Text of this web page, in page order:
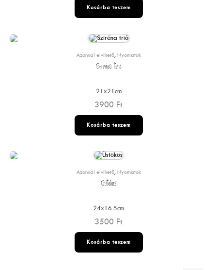
Kosárba teszem
Azonnal elvihető, Nyomatok
Sziréna trió
21x21cm
3900 Ft
Kosárba teszem
Azonnal elvihető, Nyomatok
Üstökös
24x16.5cm
3500 Ft
Kosárba teszem